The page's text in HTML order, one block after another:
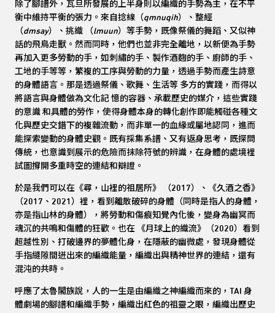
除了腳譜外，瓦旦所發展的上半身則以編織的手勢為主，在不平
衡中維持平衡的張力。來自捻線（qmnuqih）、整經
（dmsay）、挑織 （lmuun）等手勢，既像祭儀的舞蹈、又似神
話的飛鳥走獸。然而同時，他們也並非完全離地，以新便為手勢
再加入更多勞動的手，如刺繡的手、製作酒麴的手、廚師的手、
工地的手等等，繁複的工序與勞動的力量，透過手勢而產生詩意
的身體語言。那是透過祭儀、歌舞、生活等 多方的實踐，而得以
將語言與身體做為文化記 憶的容器、承載歷史的媒介，這些實踐
的意識 和具體的勞作，使得身體本身的轉化創作即能觸碰各種文
化與歷史交錯下的複雜流動，而非單一的血緣或屬地認同，進而
能探索變動的身體史觀。既有採集系譜、又有返身思考，既探問
傳統，也意識到展示的危險而抹除符號的辨識，在身體的處境裡
試圖撐開多重時空的連結和辯證。
於是我們可以在《尋，山裡的祖居所》 （2017）、《久酒之香》
（2017、2021）裡，看到離散破碎的身體（同時是指人的身體，
亦是指山林的身體），將勞動和傷痕知覺內化後，變身為幽冥而
魂沉的共鳴和傷體的狂歡。也在 《月球上的織流》（2020）看到
超越性別、打破邊界的夢體化身，在隱蔽的幽微處，發現身體從
手指縫隙間迸出來的編織能量，編織出與精神世界的連結，還有
混沌的共時。
呼應了太魯閣族說，人的一生是由編織之神編織而來的，TAI 身
體劇場的腳譜和編織手勢，編織出紅色的祖靈之眼，編織出歷史